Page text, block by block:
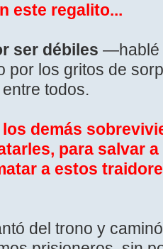
este regalito...
ser débiles —hablé
por los gritos de
todos.
demás
para salvar
a estos
del trono y